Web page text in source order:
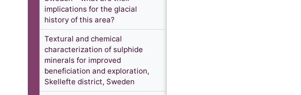
implications for the glacial
history of this area?
Textural and chemical
characterization of sulphide
minerals for improved
beneficiation and exploration,
Skellefte district, Sweden